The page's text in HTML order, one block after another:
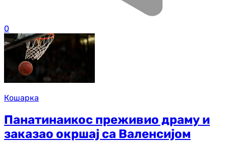
0
Кошарка
Панатинаикос преживио драму и
заказао окршај са Валенсијом